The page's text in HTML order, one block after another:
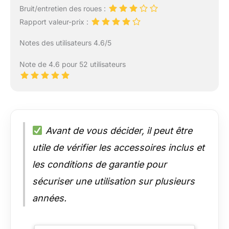
Bruit/entretien des roues :
Rapport valeur-prix :
Notes des utilisateurs 4.6/5
Note de 4.6 pour 52 utilisateurs
Avant de vous décider, il peut être
utile de vérifier les accessoires inclus et
les conditions de garantie pour
sécuriser une utilisation sur plusieurs
années.